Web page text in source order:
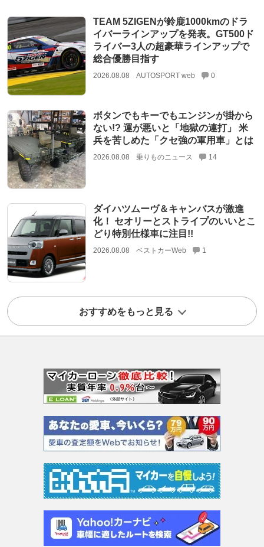
TEAM 5ZIGENが鈴鹿1000kmのドラ
イバーラインアップを発表。GT500ド
ライバー3人の超豪華ラインアップで
総合優勝目指す
2026.08.08 AUTOSPORT web 0
ボタンでもキーでもエンジンが掛から
ない!? 運が悪いと「地獄の連打」 米
兵を苦しめた「クセ強の軍用車」とは
2026.08.08 乗りものニュース 14
ダイハツムーヴ＆キャンバスが激進
化！ セオリーとストライプのいいとこ
どり特別仕様車に注目!!
2026.08.08 ベストカーWeb 1
おすすめをもっと見る